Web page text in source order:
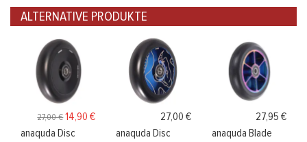
ALTERNATIVE PRODUKTE
27,00 €14,90 €
anaquda Disc
27,00 €
anaquda Disc
27,95 €
anaquda Blade